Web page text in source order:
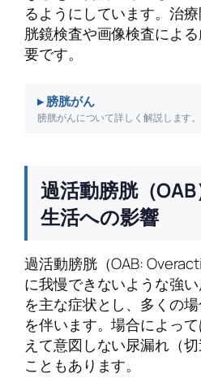
るようにしています。治
胱鏡検査や画像検査によ
要です。
▸ 膀胱がん
膀胱がんについて詳しく解説します。
過活動膀胱（
生活への影響
過活動膀胱（OAB:
に我慢できないような強い
を主な症状とし、多くの
を伴います。場合によっ
えて意図しない尿漏れ（
こともあります。